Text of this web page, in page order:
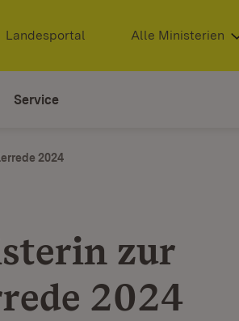
Extern:
Landesportal (Öffnet in neuem Fenster)
Alle Ministerien
Service
2024
zur
2024